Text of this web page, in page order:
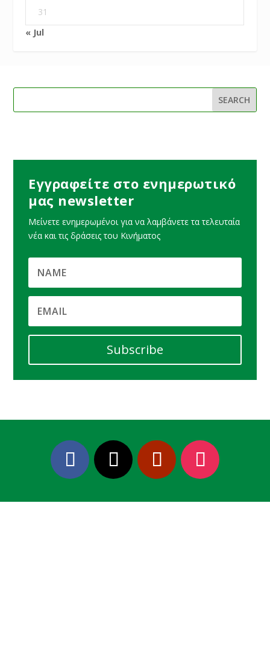
31
« Jul
Εγγραφείτε στο ενημερωτικό
μας newsletter
Μείνετε ενημερωμένοι για να λαμβάνετε τα τελευταία
νέα και τις δράσεις του Κινήματος
Subscribe